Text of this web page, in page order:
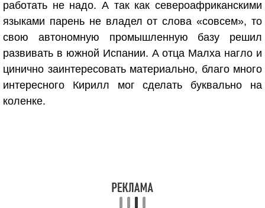
работать не надо. А так как североафриканскими
языками парень не владел от слова «совсем», то
свою автономную промышленную базу решил
развивать в южной Испании. А отца Малха нагло и
цинично заинтересовать материально, благо много
интересного Кирилл мог сделать буквально на
коленке.